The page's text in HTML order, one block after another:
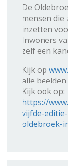
De
mensen die
inzetten
Inwoners
zelf een
Kijk op
alle
Kijk ook op:
https://
vijfde-
oldebroek-